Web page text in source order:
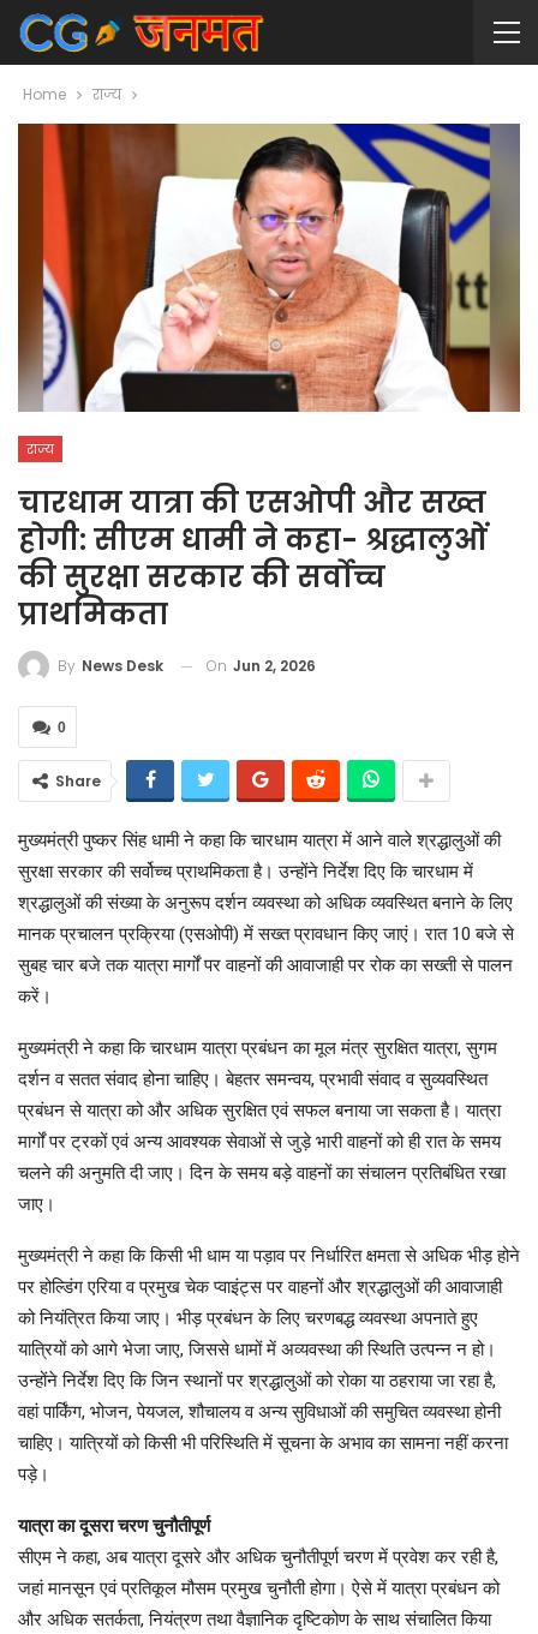
Home राज्य
राज्य
चारधाम यात्रा की एसओपी और सख्त
होगी: सीएम धामी ने कहा- श्रद्धालुओं
की सुरक्षा सरकार की सर्वोच्च
प्राथमिकता
By News Desk On Jun 2, 2026
0
Share
मुख्यमंत्री पुष्कर सिंह धामी ने कहा कि चारधाम यात्रा में आने वाले श्रद्धालुओं की
सुरक्षा सरकार की सर्वोच्च प्राथमिकता है। उन्होंने निर्देश दिए कि चारधाम में
श्रद्धालुओं की संख्या के अनुरूप दर्शन व्यवस्था को अधिक व्यवस्थित बनाने के लिए
मानक प्रचालन प्रक्रिया (एसओपी) में सख्त प्रावधान किए जाएं। रात 10 बजे से
सुबह चार बजे तक यात्रा मार्गों पर वाहनों की आवाजाही पर रोक का सख्ती से पालन
करें।
मुख्यमंत्री ने कहा कि चारधाम यात्रा प्रबंधन का मूल मंत्र सुरक्षित यात्रा, सुगम
दर्शन व सतत संवाद होना चाहिए। बेहतर समन्वय, प्रभावी संवाद व सुव्यवस्थित
प्रबंधन से यात्रा को और अधिक सुरक्षित एवं सफल बनाया जा सकता है। यात्रा
मार्गों पर ट्रकों एवं अन्य आवश्यक सेवाओं से जुड़े भारी वाहनों को ही रात के समय
चलने की अनुमति दी जाए। दिन के समय बड़े वाहनों का संचालन प्रतिबंधित रखा
जाए।
मुख्यमंत्री ने कहा कि किसी भी धाम या पड़ाव पर निर्धारित क्षमता से अधिक भीड़ होने
पर होल्डिंग एरिया व प्रमुख चेक प्वाइंट्स पर वाहनों और श्रद्धालुओं की आवाजाही
को नियंत्रित किया जाए। भीड़ प्रबंधन के लिए चरणबद्ध व्यवस्था अपनाते हुए
यात्रियों को आगे भेजा जाए, जिससे धामों में अव्यवस्था की स्थिति उत्पन्न न हो।
उन्होंने निर्देश दिए कि जिन स्थानों पर श्रद्धालुओं को रोका या ठहराया जा रहा है,
वहां पार्किंग, भोजन, पेयजल, शौचालय व अन्य सुविधाओं की समुचित व्यवस्था होनी
चाहिए। यात्रियों को किसी भी परिस्थिति में सूचना के अभाव का सामना नहीं करना
पड़े।
यात्रा का दूसरा चरण चुनौतीपूर्ण
सीएम ने कहा, अब यात्रा दूसरे और अधिक चुनौतीपूर्ण चरण में प्रवेश कर रही है,
जहां मानसून एवं प्रतिकूल मौसम प्रमुख चुनौती होगा। ऐसे में यात्रा प्रबंधन को
और अधिक सतर्कता, नियंत्रण तथा वैज्ञानिक दृष्टिकोण के साथ संचालित किया